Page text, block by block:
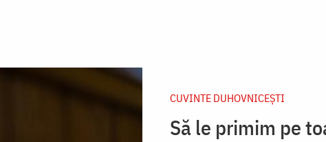
CUVINTE DUHOVNICEȘTI
Să le primim pe